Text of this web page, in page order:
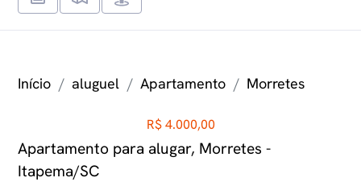
Início aluguel Apartamento Morretes
R$ 4.000,00
Apartamento para alugar, Morretes -
Itapema/SC